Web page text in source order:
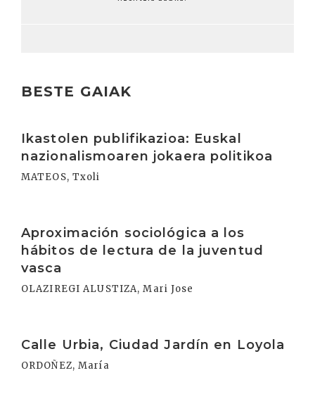
BESTE GAIAK
Ikastolen publifikazioa: Euskal
nazionalismoaren jokaera politikoa
MATEOS, Txoli
Aproximación sociológica a los
hábitos de lectura de la juventud
vasca
OLAZIREGI ALUSTIZA, Mari Jose
Calle Urbia, Ciudad Jardín en Loyola
ORDOÑEZ, María